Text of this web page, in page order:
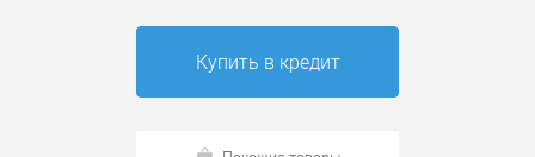
Купить в кредит